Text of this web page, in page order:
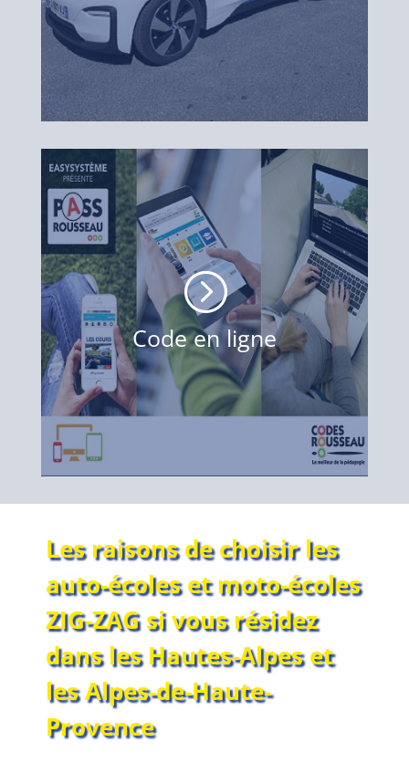
=
Code en ligne
Les raisons de choisir les
auto-écoles et moto-écoles
ZIG-ZAG si vous résidez
dans les Hautes-Alpes et
les Alpes-de-Haute-
Provence